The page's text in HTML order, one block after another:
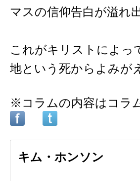
マスの信仰告白が溢れ
これがキリストによっ
地という死からよみが
※コラムの内容はコラ
キム・ホンソン